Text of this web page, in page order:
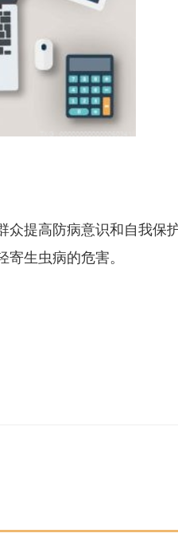
众提高防病意识和自我保
生虫病的危害。